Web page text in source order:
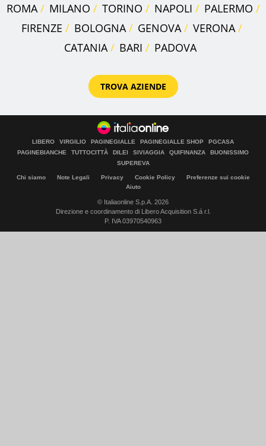
ROMA MILANO TORINO NAPOLI
PALERMO
FIRENZE
BOLOGNA GENOVA
VERONA
CATANIA
BARI PADOVA
TROVA AZIENDE
LIBERO VIRGILIO PAGINEGIALLE PAGINEGIALLE SHOP
PGCASA
PAGINEBIANCHE
TUTTOCITTÀ DILEI SIVIAGGIA QUIFINANZA
BUONISSIMO
SUPEREVA
Chi siamo Note Legali Privacy Cookie Policy
Preferenze sui cookie
Aiuto
© Italiaonline S.p.A. 2026
Direzione e coordinamento di Libero Acquisition S.á r.l.
P. IVA 03970540963